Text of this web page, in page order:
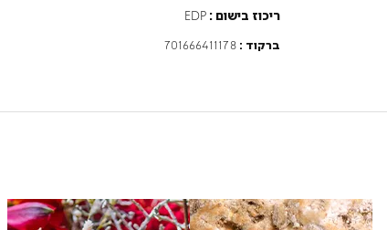
ריכוז בישום :EDP
ברקוד :701666411178